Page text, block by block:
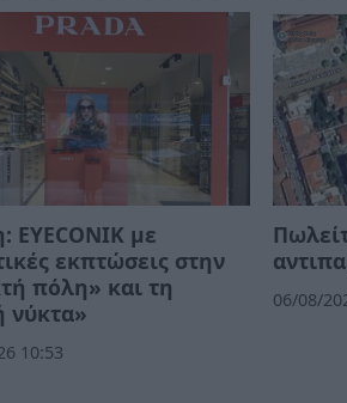
EYECONIK με
εκπτώσεις στην
πόλη» και τη
νύκτα»
10:53
06/08/